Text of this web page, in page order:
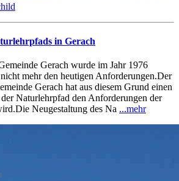
in Gerach
Gerach wurde im Jahr 1976
mehr den heutigen Anforderungen.Der
Gerach hat aus diesem Grund einen
der Naturlehrpfad den Anforderungen der
Neugestaltung des Na ...mehr